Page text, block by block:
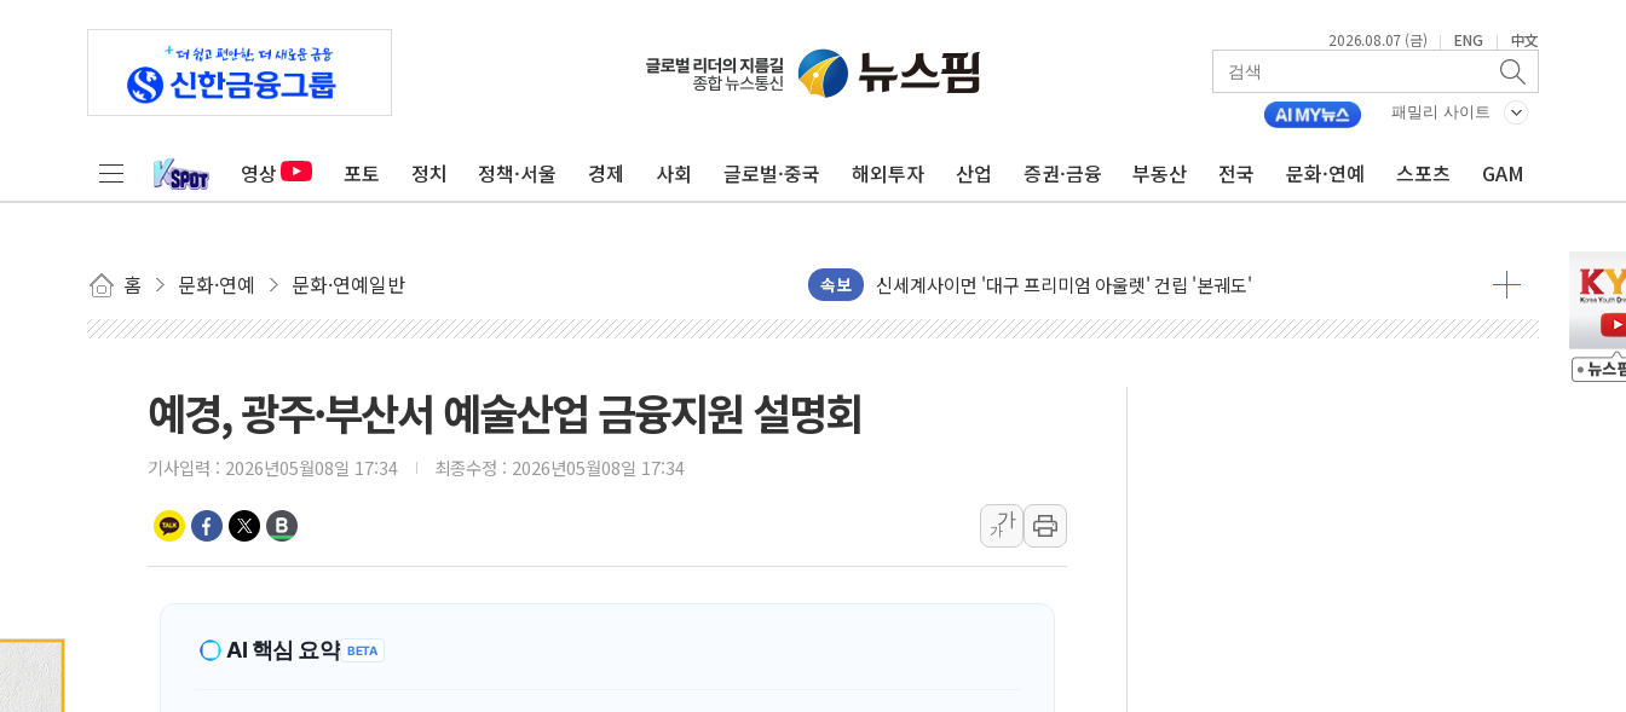
2026.08.07 (금) | ENG | 中文
패밀리 사이트
영상 포토 정치 정책·서울 경제 사회 글로벌·중국 해외투자 산업 증권·금융 부동산 전국 문화·연예 스포츠 GAM
홈 문화·연예 문화·연예일반 속보
40.2도 찍은 서울 등 폭염중대경보 해제…누적 온열질환자 2872명
신세계사이먼 '대구 프리미엄 아울렛' 건립 '본궤도'
'변기 수리' 집주인에게 흉기 휘두른 30대 세입자…경찰, 현행범 체포
랩지노믹스 "디엑솜과 美 암 진단 분야 독점 라이선스 계약"
보로노이, 폐암 치료제 'VRN11' 캐나다 IND 신청
푸본현대생명, 육군 3군단과 군 장병 금융교육·전역 지원 협약
예경, 광주·부산서 예술산업 금융지원 설명회
기사입력 : 2026년05월08일 17:34 최종수정 : 2026년05월08일 17:34
가
가
AI 핵심 요약 BETA